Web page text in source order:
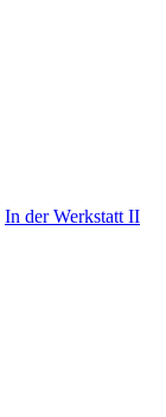
In der Werkstatt II